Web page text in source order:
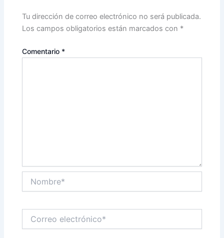
Tu dirección de correo electrónico no será publicada.
Los campos obligatorios están marcados con *
Comentario *
electrónico*